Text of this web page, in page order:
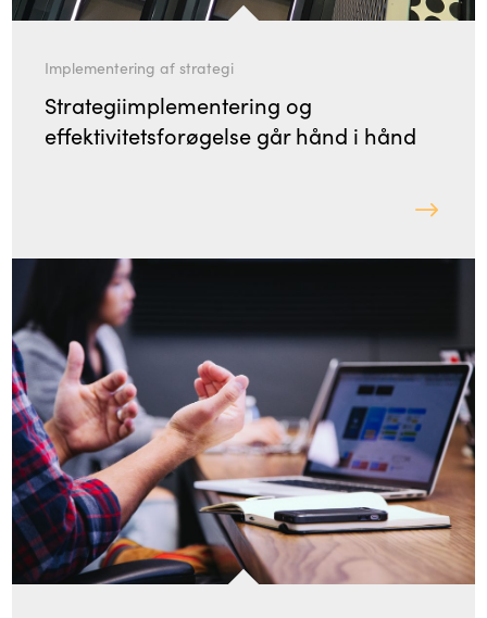
Implementering af strategi
Strategiimplementering og
effektivitetsforøgelse går hånd i hånd